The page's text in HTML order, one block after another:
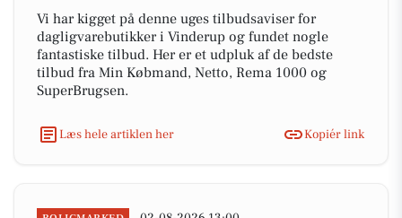
Vi har kigget på denne uges tilbudsaviser for
dagligvarebutikker i Vinderup og fundet nogle
fantastiske tilbud. Her er et udpluk af de bedste
tilbud fra Min Købmand, Netto, Rema 1000 og
SuperBrugsen.
Læs hele artiklen her Kopiér link